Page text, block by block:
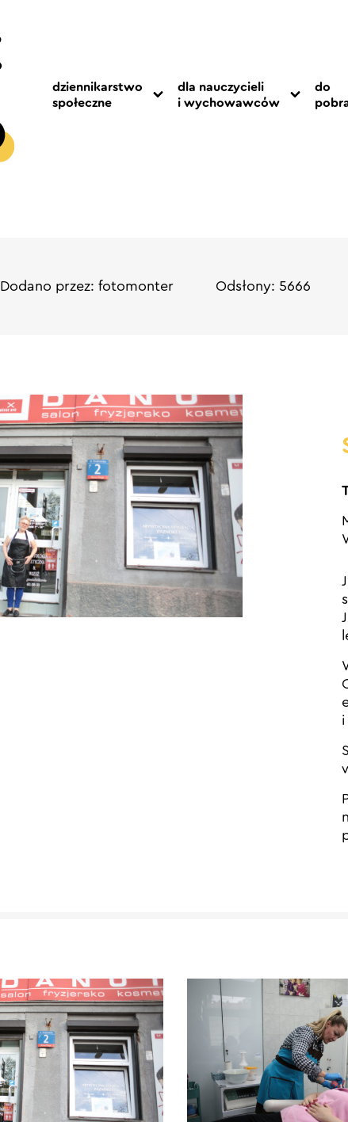
dziennikarstwo
społeczne
dla nauczycieli
i wychowawców
do
Dodano przez: fotomonter Odsłony: 5666
i